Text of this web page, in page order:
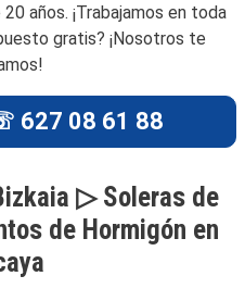
años. ¡Trabajamos en toda
gratis? ¡Nosotros te
627 08 61 88
▷ Soleras de
de Hormigón en